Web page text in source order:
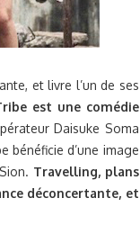
et livre l’un de ses
est une comédie
Daisuke Soma
bénéficie d’une image
Travelling, plans
déconcertante, et